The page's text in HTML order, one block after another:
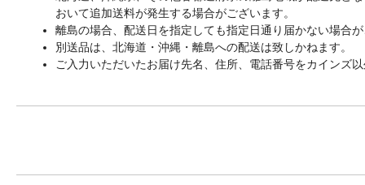
おいて追加送料が発生する場合がございます。
離島の場合、配送日を指定しても指定日通り届かない場合
別送品は、北海道・沖縄・離島への配送は致しかねます。
ご入力いただいたお届け先名、住所、電話番号をカインズ